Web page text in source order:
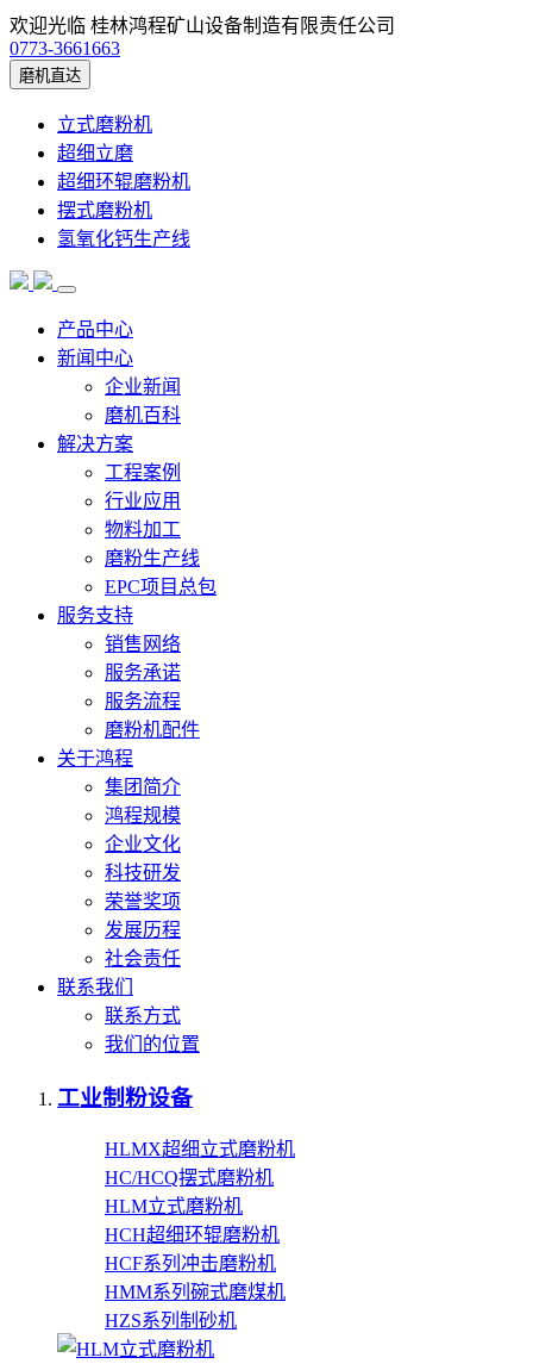
欢迎光临 桂林鸿程矿山设备制造有限责任公司
0773-3661663
磨机直达
立式磨粉机
超细立磨
超细环辊磨粉机
摆式磨粉机
氢氧化钙生产线
产品中心
新闻中心
企业新闻
磨机百科
解决方案
工程案例
行业应用
物料加工
磨粉生产线
EPC项目总包
服务支持
销售网络
服务承诺
服务流程
磨粉机配件
关于鸿程
集团简介
鸿程规模
企业文化
科技研发
荣誉奖项
发展历程
社会责任
联系我们
联系方式
我们的位置
工业制粉设备
HLMX超细立式磨粉机
HC/HCQ摆式磨粉机
HLM立式磨粉机
HCH超细环辊磨粉机
HCF系列冲击磨粉机
HMM系列碗式磨煤机
HZS系列制砂机